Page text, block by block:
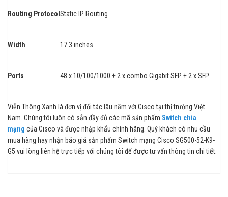
Routing Protocol Static IP Routing
Width 17.3 inches
Ports 48 x 10/100/1000 + 2 x combo Gigabit SFP + 2 x SFP
Viễn Thông Xanh là đơn vị đối tác lâu năm với Cisco tại thị trường Việt
Nam. Chúng tôi luôn có sẵn đầy đủ các mã sản phẩm Switch chia
mạng của Cisco và được nhập khẩu chính hãng. Quý khách có nhu cầu
mua hàng hay nhận báo giá sản phẩm Switch mạng Cisco SG500-52-K9-
G5 vui lòng liên hệ trực tiếp với chúng tôi để được tư vấn thông tin chi tiết.